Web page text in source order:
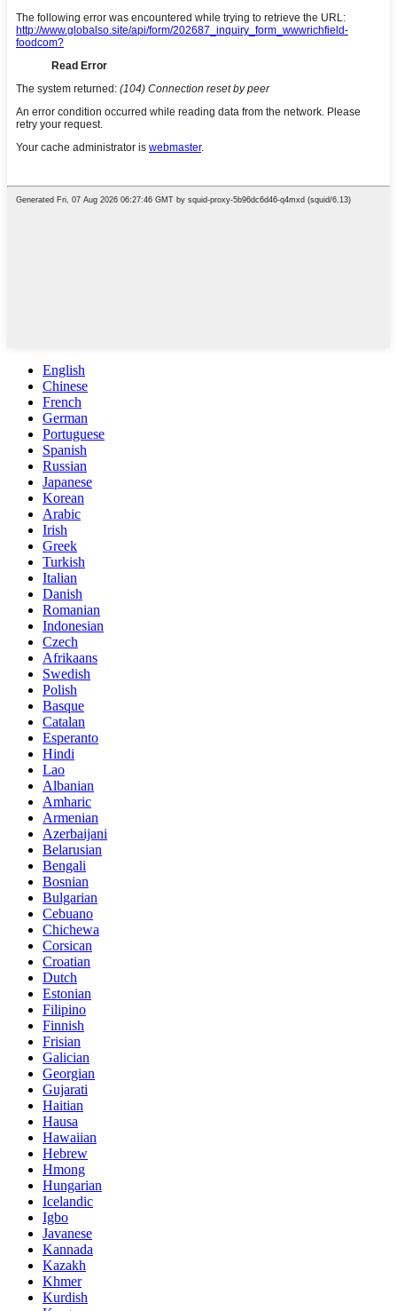
English
Chinese
French
German
Portuguese
Spanish
Russian
Japanese
Korean
Arabic
Irish
Greek
Turkish
Italian
Danish
Romanian
Indonesian
Czech
Afrikaans
Swedish
Polish
Basque
Catalan
Esperanto
Hindi
Lao
Albanian
Amharic
Armenian
Azerbaijani
Belarusian
Bengali
Bosnian
Bulgarian
Cebuano
Chichewa
Corsican
Croatian
Dutch
Estonian
Filipino
Finnish
Frisian
Galician
Georgian
Gujarati
Haitian
Hausa
Hawaiian
Hebrew
Hmong
Hungarian
Icelandic
Igbo
Javanese
Kannada
Kazakh
Khmer
Kurdish